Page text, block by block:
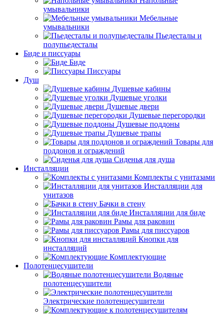
умывальники
Мебельные
умывальники
Пьедесталы и
полупьедесталы
Биде и писсуары
Биде
Писсуары
Душ
Душевые кабины
Душевые уголки
Душевые двери
Душевые перегородки
Душевые поддоны
Душевые трапы
Товары для
поддонов и ограждений
Сиденья для душа
Инсталляции
Комплекты с унитазами
Инсталляции для
унитазов
Бачки в стену
Инсталляции для биде
Рамы для раковин
Рамы для писсуаров
Кнопки для
инсталляций
Комплектующие
Полотенцесушители
Водяные
полотенцесушители
Электрические полотенцесушители